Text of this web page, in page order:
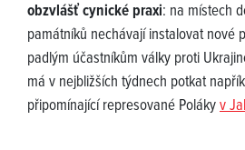
obzvlášť cynické praxi: na místech
památníků nechávají instalovat nové
padlým účastníkům války proti
má v nejbližších týdnech potkat
připomínající represované Polákyv